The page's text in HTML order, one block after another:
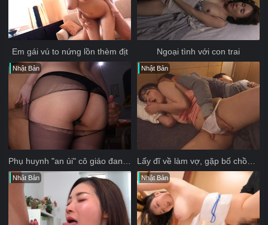
Em gái vú to nứng lồn thèm địt Ngoại tình với con trai
Nhật Bản
Phụ huynh "an ủi" cô giáo đang buồn vì chồng ngoại tình
Nhật Bản
Lấy đĩ về làm vợ, gặp bố chồng là khách cũ
Nhật Bản Nhật Bản